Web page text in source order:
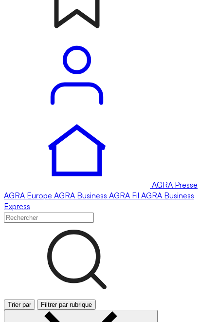
AGRA Presse
AGRA Europe AGRA Business AGRA Fil AGRA Business
Express
Trier par Filtrer par rubrique